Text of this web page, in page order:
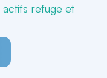
actifs refuge et